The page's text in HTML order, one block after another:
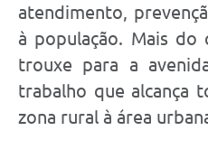
atendimento,
à população. Mais do
trouxe para a
trabalho que alcança
zona rural à área